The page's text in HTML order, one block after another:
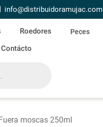
info@distribuidoramujac.com
Roedores Peces
Contácto
moscas 250ml